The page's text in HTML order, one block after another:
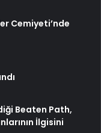
Cemiyeti’nde
Beaten Path,
İlgisini